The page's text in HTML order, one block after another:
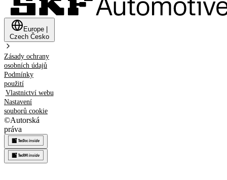
Europe
Czech Česko
Zásady ochrany
osobních údajů
Podmínky
použití
Vlastnictví webu
Nastavení
souborů cookie
©Autorská
práva